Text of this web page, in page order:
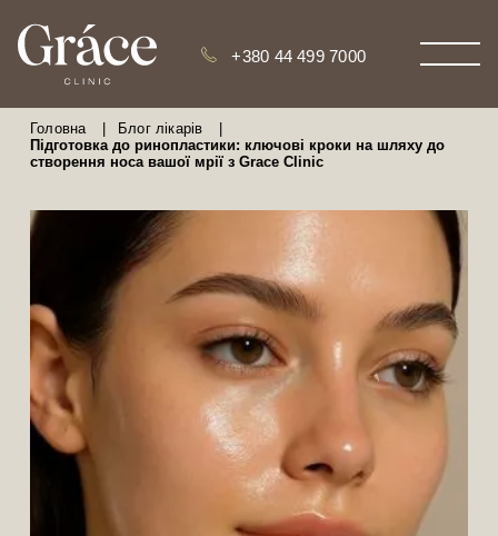
+380 44 499 7000
Головна Блог лікарів
Підготовка до ринопластики: ключові кроки на шляху до
створення носа вашої мрії з Grace Clinic